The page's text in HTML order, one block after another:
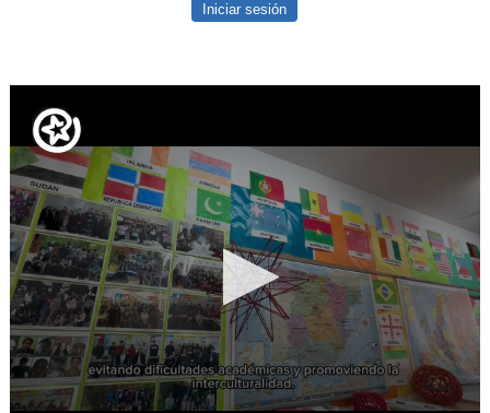
Iniciar sesión